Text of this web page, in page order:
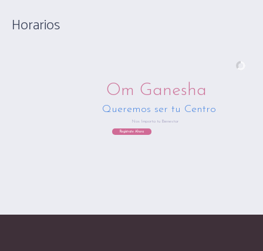
Horarios
Regístrate Ahora
Om Ganesha
Queremos ser tu Centro
Nos Importa tu Bienestar